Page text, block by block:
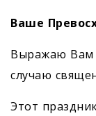
Ваше
Выражаю Вам
случаю
Этот